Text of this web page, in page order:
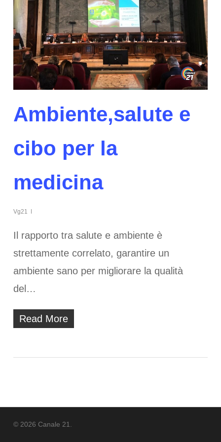
Ambiente,salute e
cibo per la
medicina
Vg21
Il rapporto tra salute e ambiente è
strettamente correlato, garantire un
ambiente sano per migliorare la qualità
del…
Read More
© 2026 Canale 21.